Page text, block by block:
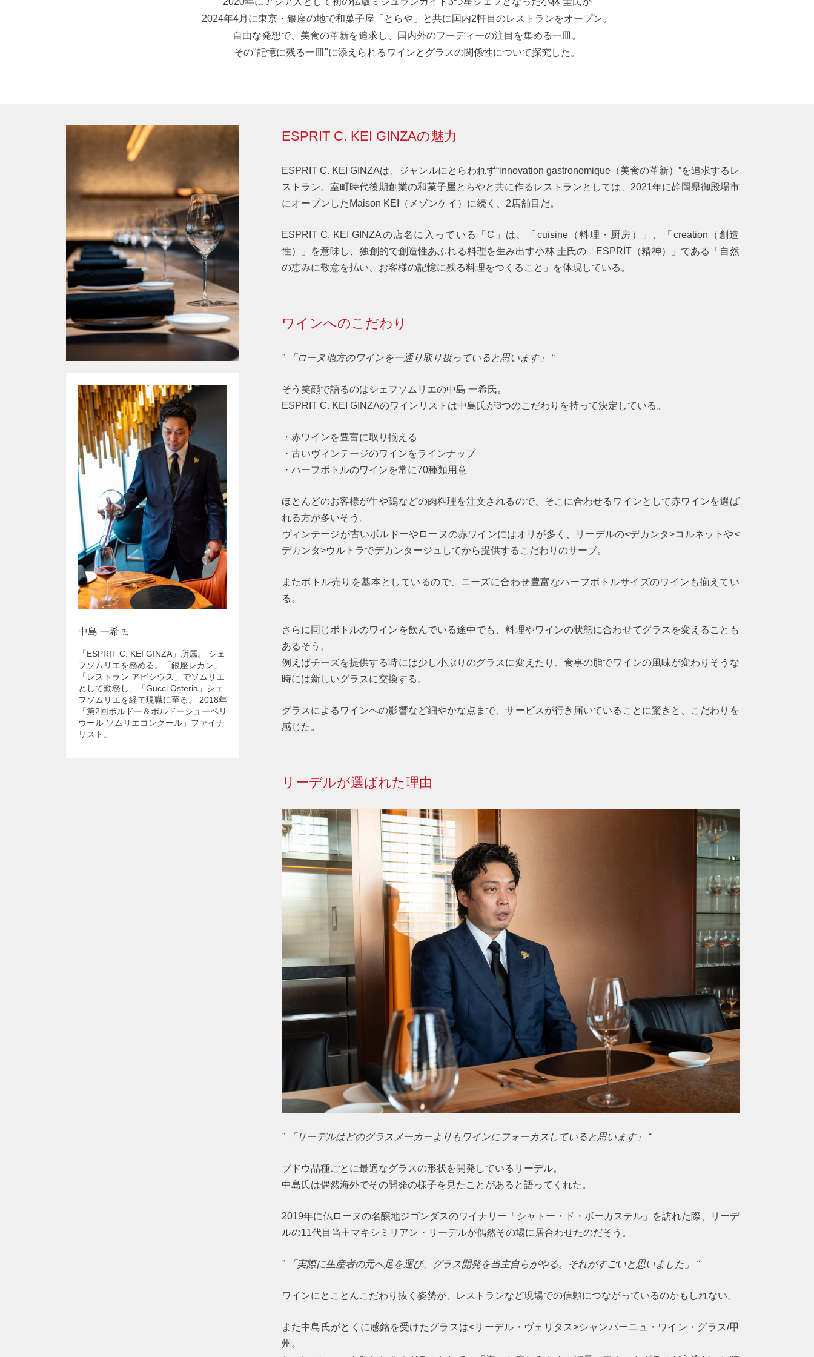
2024年4月に東京・銀座の地で和菓子屋「とらや」と共に国内2軒目のレストランをオープン。
自由な発想で、美食の革新を追求し、国内外のフーディーの注目を集める一皿。
その"記憶に残る一皿"に添えられるワインとグラスの関係性について探究した。
中島 一希氏
「ESPRIT C. KEI GINZA」所属。 シェ
フソムリエを務める。「銀座レカン」
「レストラン アピシウス」でソムリエ
として勤務し、「Gucci Osteria」シェ
フソムリエを経て現職に至る。 2018年
「第2回ボルドー＆ボルドーシューペリ
ウール ソムリエコンクール」ファイナ
リスト。
ESPRIT C. KEI GINZAの魅力
ESPRIT C. KEI GINZAは、ジャンルにとらわれず“innovation gastronomique（美食の革新）”を追求するレ
ストラン。室町時代後期創業の和菓子屋とらやと共に作るレストランとしては、2021年に静岡県御殿場市
にオープンした Maison KEI（メゾンケイ） に続く、2店舗目だ。
ESPRIT C. KEI GINZAの店名に入っている「C」は、「cuisine（料理・厨房）」、「creation（創造
性）」を意味し、独創的で創造性あふれる料理を生み出す小林 圭氏の「ESPRIT（精神）」である「自然
の恵みに敬意を払い、お客様の記憶に残る料理をつくること」を体現している。
ワインへのこだわり
” 「ローヌ地方のワインを一通り取り扱っていると思います」 “
そう笑顔で語るのはシェフソムリエの中島 一希氏。
ESPRIT C. KEI GINZAのワインリストは中島氏が3つのこだわりを持って決定している。
・赤ワインを豊富に取り揃える
・古いヴィンテージのワインをラインナップ
・ハーフボトルのワインを常に70種類用意
ほとんどのお客様が牛や鶏などの肉料理を注文されるので、そこに合わせるワインとして赤ワインを選ば
れる方が多いそう。
ヴィンテージが古いボルドーやローヌの赤ワインにはオリが多く、リーデルの<デカンタ>コルネットや<
デカンタ>ウルトラでデカンタージュしてから提供するこだわりのサーブ。
またボトル売りを基本としているので、ニーズに合わせ豊富なハーフボトルサイズのワインも揃えてい
る。
さらに同じボトルのワインを飲んでいる途中でも、料理やワインの状態に合わせてグラスを変えることも
あるそう。
例えばチーズを提供する時には少し小ぶりのグラスに変えたり、食事の脂でワインの風味が変わりそうな
時には新しいグラスに交換する。
グラスによるワインへの影響など細やかな点まで、サービスが行き届いていることに驚きと、こだわりを
感じた。
リーデルが選ばれた理由
” 「リーデルはどのグラスメーカーよりもワインにフォーカスしていると思います」 “
ブドウ品種ごとに最適なグラスの形状を開発しているリーデル。
中島氏は偶然海外でその開発の様子を見たことがあると語ってくれた。
2019年に仏ローヌの名醸地ジゴンダスのワイナリー「シャトー・ド・ボーカステル」を訪れた際、リーデ
ルの11代目当主マキシミリアン・リーデルが偶然その場に居合わせたのだそう。
” 「実際に生産者の元へ足を運び、グラス開発を当主自らがやる。それがすごいと思いました」 “
ワインにとことんこだわり抜く姿勢が、レストランなど現場での信頼につながっているのかもしれない。
また中島氏がとくに感銘を受けたグラスは<リーデル・ヴェリタス>シャンパーニュ・ワイン・グラス/甲
州 。